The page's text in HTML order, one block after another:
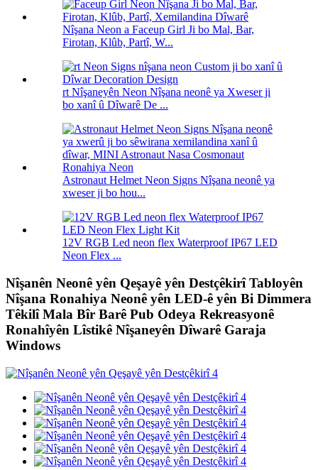
Nîşana Neon a Faceup Girl Ji bo Mal, Bar,
Firotan, Klûb, Partî, W...
rt Nîşaneyên Neon Nîşana neonê ya Xweser ji
bo xanî û Dîwarê De ...
Astronaut Helmet Neon Signs Nîşana neonê ya
xweser ji bo hou...
12V RGB Led neon flex Waterproof IP67 LED
Neon Flex ...
Nîşanên Neonê yên Qeşayê yên Destçêkirî Tabloyên
Nîşana Ronahiya Neonê yên LED-ê yên Bi Dimmera
Têkilî Mala Bîr Barê Pub Odeya Rekreasyonê
Ronahîyên Lîstikê Nîşaneyên Dîwarê Garaja
Windows